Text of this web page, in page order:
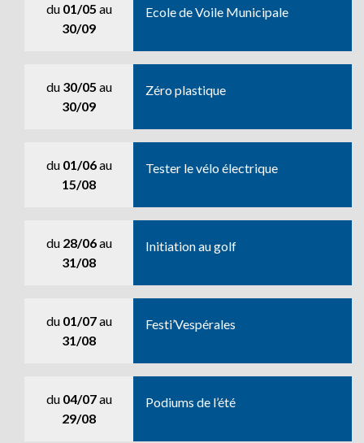
du 01/05 au
30/09
Ecole de Voile Municipale
du 30/05 au
30/09
Zéro plastique
du 01/06au
15/08
Tester le vélo électrique
du 28/06au
31/08
Initiation au golf
du 01/07au
31/08
Festi’Vespérales
du 04/07au
29/08
Podiums de l’été